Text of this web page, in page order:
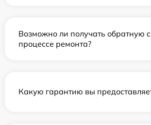
Возможно ли получать обратную
процессе ремонта?
Какую гарантию вы